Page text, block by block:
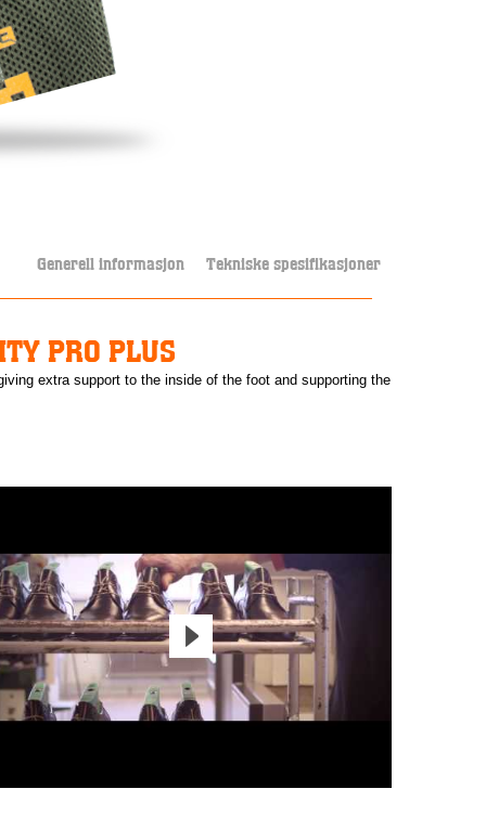
Generell informasjon Tekniske spesifikasjoner
PRO PLUS
extra support to the inside of the foot and supporting the